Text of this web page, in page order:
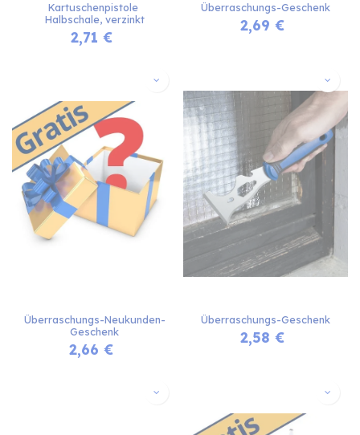
Kartuschenpistole
Halbschale, verzinkt
2,71 €
Überraschungs-Geschenk
2,69 €
Überraschungs-Neukunden-
Geschenk
2,66 €
Überraschungs-Geschenk
2,58 €